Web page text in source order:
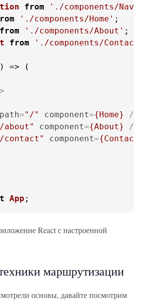
from
'./components/
'./components/Home'
from './components/About'
from './components/
path="/" component={Home}
/>
about" component={About}
/>
contact" component=
App ;
React с настроенной
маршрутизации
основы, давайте посмотрим